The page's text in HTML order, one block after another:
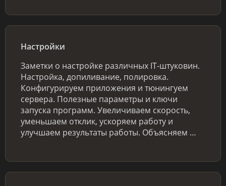
Настройки
Заметки о настройке различных IT-штуковин.
Настройка, допиливание, полировка.
Конфигурируем приложения и тюнингуем
сервера. Полезные параметры и ключи
запуска программ. Увеличиваем скорость,
уменьшаем отклик, ускоряем работу и
улучшаем результаты работы. Объясняем …